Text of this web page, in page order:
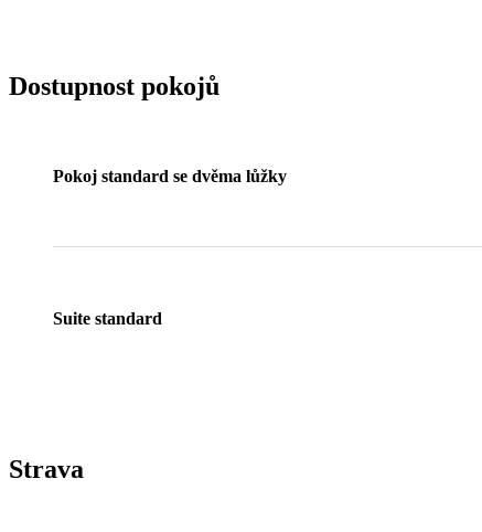
Dostupnost pokojů
Pokoj standard se dvěma lůžky
Suite standard
Strava